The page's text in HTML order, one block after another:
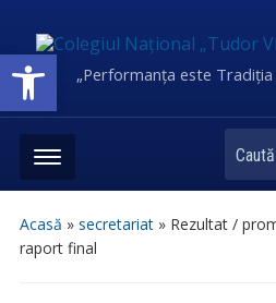
Deschide bara de unelte„Performanța este Tradiția
Caută
Acasă » secretariat» Rezultat /
raport final